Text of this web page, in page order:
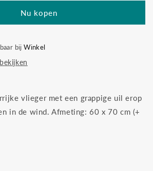
Nu kopen
bijWinkel
vlieger met een grappige uil erop
in de wind. Afmeting: 60 x 70 cm (+